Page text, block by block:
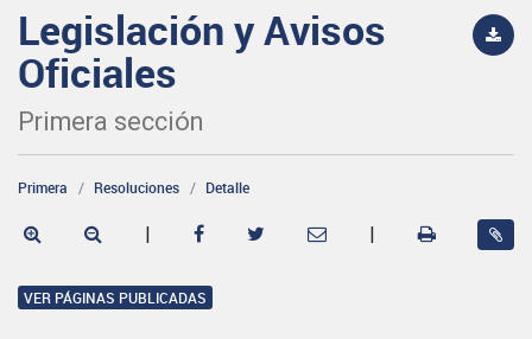
Legislación y Avisos
Oficiales
Primera sección
Primera Resoluciones Detalle
| |
VER PÁGINAS PUBLICADAS